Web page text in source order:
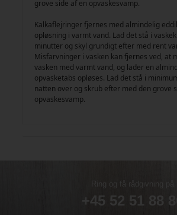
grove side af en opvaskesvamp.
Kalkaflejringer fjernes med almindelig
opløsning i varmt vand. Lad det stå i
minutter og skyl grundigt efter med rent
Misfarvninger i vasken kan fjernes ved, at
vasken med varmt vand, og lader en
opvasketabs opløses. Lad det stå i
natten over og skrub efter med den grove
opvaskesvamp.
Ring og få rådgivning på
+45 52 51 88 86